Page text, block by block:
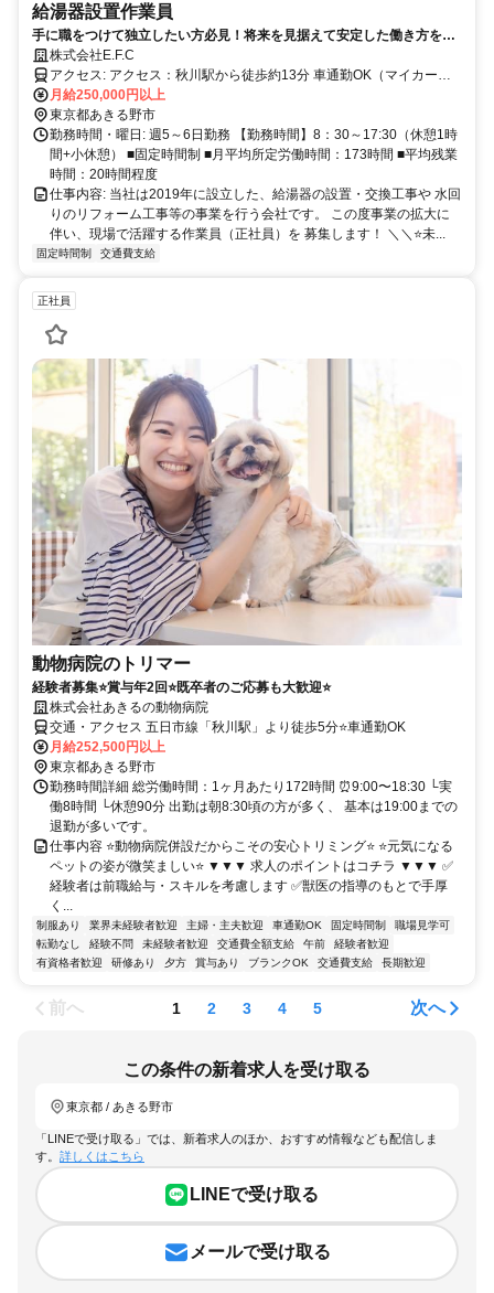
給湯器設置作業員
手に職をつけて独立したい方必見！将来を見据えて安定した働き方をし
ませんか？
株式会社E.F.C
アクセス: アクセス：秋川駅から徒歩約13分 車通勤OK（マイカー通
月給250,000円以上
東京都あきる野市
勤務時間・曜日: 週5～6日勤務 【勤務時間】8：30～17:30（休憩1時
間+小休憩） ■固定時間制 ■月平均所定労働時間：173時間 ■平均残業
時間：20時間程度
仕事内容: 当社は2019年に設立した、給湯器の設置・交換工事や 水回
りのリフォーム工事等の事業を行う会社です。 この度事業の拡大に
伴い、現場で活躍する作業員（正社員）を 募集します！ ＼＼⭐未...
固定時間制 交通費支給
正社員
動物病院のトリマー
経験者募集⭐賞与年2回⭐既卒者のご応募も大歓迎⭐
株式会社あきるの動物病院
交通・アクセス 五日市線「秋川駅」より徒歩5分⭐車通勤OK
月給252,500円以上
東京都あきる野市
勤務時間詳細 総労働時間：1ヶ月あたり172時間 ⏰9:00〜18:30 └実
働8時間 └休憩90分 出勤は朝8:30頃の方が多く、 基本は19:00までの
退勤が多いです。
仕事内容 ⭐動物病院併設だからこその安心トリミング⭐ ⭐元気になる
ペットの姿が微笑ましい⭐ ▼▼▼ 求人のポイントはコチラ ▼▼▼ ✅
経験者は前職給与・スキルを考慮します ✅獣医の指導のもとで手厚
く...
制服あり 業界未経験者歓迎 主婦・主夫歓迎 車通勤OK 固定時間制
職場見学可
転勤なし
経験不問 未経験者歓迎 交通費全額支給 午前
経験者歓迎
有資格者歓迎
研修あり 夕方 賞与あり ブランクOK 交通費支給 長期歓迎
前へ 1 2 3 4 5 次へ
この条件の新着求人を受け取る
東京都 / あきる野市
「LINEで受け取る」では、新着求人のほか、おすすめ情報なども配信しま
す。 詳しくはこちら
LINEで受け取る
メールで受け取る